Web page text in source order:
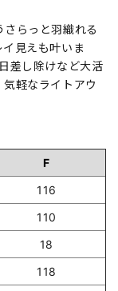
らっと羽織れる
見えも叶いま
差し除けなど大活
軽なライトアウ
F
116
110
18
118